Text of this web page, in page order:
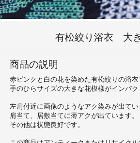
有松絞り浴衣 大
商品の説明
赤ピンクと白の花を染めた有松絞りの浴衣
手のひらサイズの大きな花模様がインパク
左肩付近に画像のようなアク染みが出てい
肩当て、居敷当てに薄アクが出ています。
その他は状態良好です。